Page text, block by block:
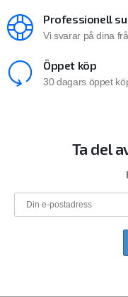
Professionell
Vi svarar på dina
Öppet köp
30 dagars öppet
Ta del